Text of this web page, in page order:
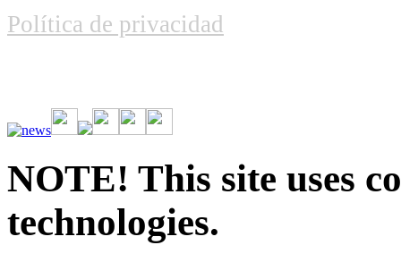
Política de privacidad
Vive la emoción de apostar con una gran variedad de juegos y
rápidas. Regístrate ahora y comienza a ganar.
NOTE! This site uses
technologies.